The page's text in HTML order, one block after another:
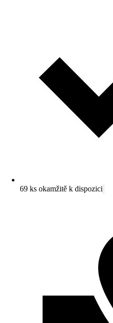
69 ks okamžitě k dispozici